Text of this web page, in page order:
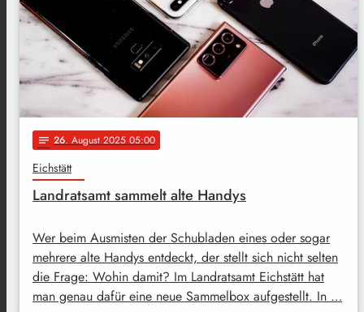
notes 26. August 2025 05:00
Eichstätt
Landratsamt sammelt alte Handys
Wer beim Ausmisten der Schubladen eines oder sogar
mehrere alte Handys entdeckt, der stellt sich nicht selten
die Frage: Wohin damit? Im Landratsamt Eichstätt hat
man genau dafür eine neue Sammelbox aufgestellt. In …